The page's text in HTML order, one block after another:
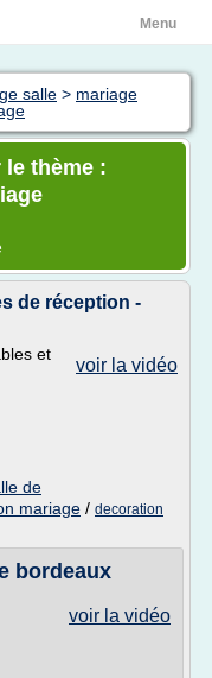
Menu
salle > mariage
thème :
de réception -
voir la vidéo
et
de
mariage / decoration
bordeaux
voir la vidéo